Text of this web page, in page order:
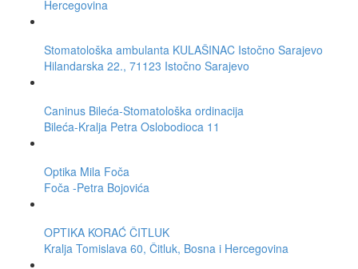
Hercegovina
Stomatološka ambulanta KULAŠINAC Istočno Sarajevo
Hilandarska 22., 71123 Istočno Sarajevo
Caninus Bileća-Stomatološka ordinacija
Bileća-Kralja Petra Oslobodioca 11
Optika Mila Foča
Foča -Petra Bojovića
OPTIKA KORAĆ ČITLUK
Kralja Tomislava 60, Čitluk, Bosna i Hercegovina